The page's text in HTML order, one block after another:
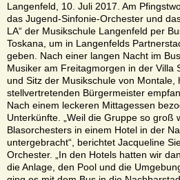
Langenfeld, 10. Juli 2017. Am
das Jugend-Sinfonie-Orchester und
LA“ der Musikschule Langenfeld per
Toskana, um in Langenfelds
geben. Nach einer langen Nacht im
Musiker am Freitagmorgen in der Villa
und Sitz der Musikschule von Montale,
stellvertretenden Bürgermeister
Nach einem leckeren Mittagessen
Unterkünfte. „Weil die Gruppe so groß
Blasorchesters in einem Hotel in der
untergebracht“, berichtet Jacqueline
Orchester. „In den Hotels hatten wir
die Anlage, den Pool und die